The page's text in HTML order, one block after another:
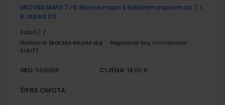
LIKOVNA MAPA 7 i 8; likovna mapa s kolažnim papirom za 7. i
8. razred OŠ
Autor(i): /
Nakladnik: ŠKOLSKA KNJIGA d.d.
Registarski broj ministarstva:
014177
SKU: 569366 CIJENA: 14,00 €
ŠIFRA OMOTA: